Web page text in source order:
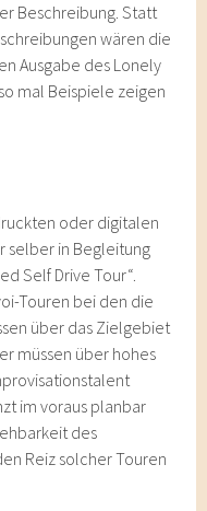
Beschreibung. Statt
wären die
Ausgabe des Lonely
mal Beispiele zeigen
oder digitalen
selber in Begleitung
Self Drive Tour“.
Touren bei den die
über das Zielgebiet
müssen über hohes
im voraus planbar
des
Reiz solcher Touren